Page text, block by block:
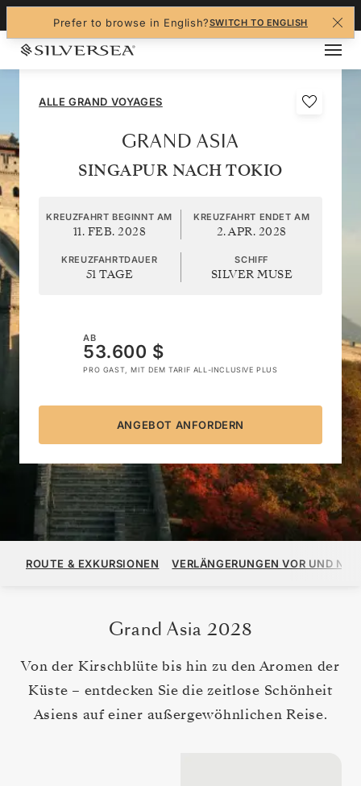
Prefer to browse in English?SWITCH TO ENGLISH
ALLE GRAND VOYAGES
GRAND ASIA
SINGAPUR NACH TOKIO
KREUZFAHRT BEGINNT AM
11. FEB. 2028
KREUZFAHRT ENDET AM
2. APR. 2028
KREUZFAHRTDAUER
51 TAGE
SCHIFF
SILVER MUSE
AB
53.600 $
PRO GAST, MIT DEM TARIF ALL-INCLUSIVE PLUS
ANGEBOT ANFORDERN
53.600 $
ROUTE & EXKURSIONEN VERLÄNGERUNGEN VOR UND
Grand Asia 2028
Von der Kirschblüte bis hin zu den Aromen der
Küste – entdecken Sie die zeitlose Schönheit
Asiens auf einer außergewöhnlichen Reise.